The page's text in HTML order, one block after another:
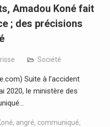
Amadou Koné fait
; des précisions
Société
Suite à l’accident
2020, le ministère des
, angré, communiqué,